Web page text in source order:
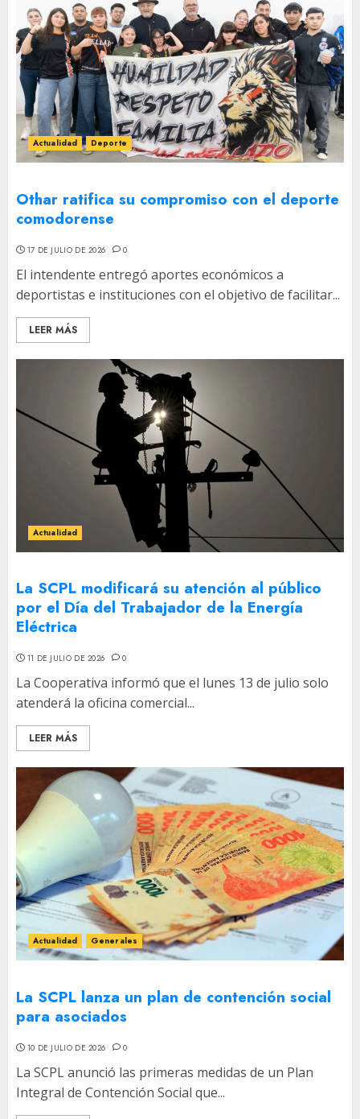
Actualidad Deporte
Othar ratifica su compromiso con el deporte
comodorense
17 DE JULIO DE 2026 0
El intendente entregó aportes económicos a
deportistas e instituciones con el objetivo de facilitar...
LEER MÁS
Actualidad
La SCPL modificará su atención al público
por el Día del Trabajador de la Energía
Eléctrica
11 DE JULIO DE 2026 0
La Cooperativa informó que el lunes 13 de julio solo
atenderá la oficina comercial...
LEER MÁS
Actualidad Generales
La SCPL lanza un plan de contención social
para asociados
10 DE JULIO DE 2026 0
La SCPL anunció las primeras medidas de un Plan
Integral de Contención Social que...